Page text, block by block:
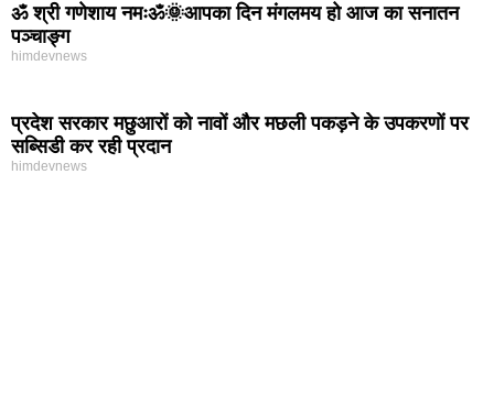
ॐ श्री गणेशाय नमःॐ🌞आपका दिन मंगलमय हो आज का सनातन
पञ्चाङ्ग
himdevnews
प्रदेश सरकार मछुआरों को नावों और मछली पकड़ने के उपकरणों पर
सब्सिडी कर रही प्रदान
himdevnews